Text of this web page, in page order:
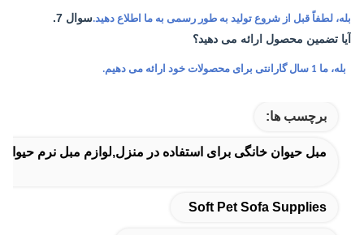
بله، لطفاً قبل از شروع تولید به طور رسمی به ما اطلاع دهید.سوال 7.
آیا تضمین محصول ارائه می دهید؟
بله، ما 1 سال گارانتی برای محصولات خود ارائه می دهیم.
برچسب ها:
مبل حیوان خانگی برای استفاده در منزل,لوازم مبل نرم
Soft Pet Sofa Supplies